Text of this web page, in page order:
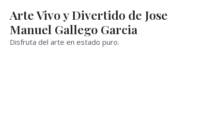
contenido
Arte Vivo y Divertido de Jose
Manuel Gallego Garcia
Disfruta del arte en estado puro.